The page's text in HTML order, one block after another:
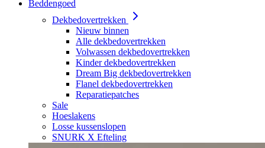
Beddengoed
Dekbedovertrekken
Nieuw binnen
Alle dekbedovertrekken
Volwassen dekbedovertrekken
Kinder dekbedovertrekken
Dream Big dekbedovertrekken
Flanel dekbedovertrekken
Reparatiepatches
Sale
Hoeslakens
Losse kussenslopen
SNURK X Efteling